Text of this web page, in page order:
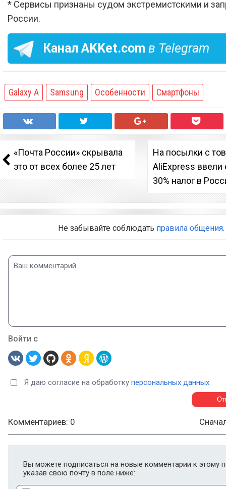
* Сервисы признаны судом экстремистскими и
России.
Канал AKKet.com в Telegram
Galaxy A Samsung Особенности Смартфоны
«Почта России» скрывала
это от всех более 25 лет
На посылки с
AliExpress
30% налог в
Не забывайте соблюдать правила общения.
Войти с
Я даю согласие на обработку персональных данных
Комментариев: 0
Вы можете подписаться на новые комментарии к этому
указав свою почту в поле ниже: